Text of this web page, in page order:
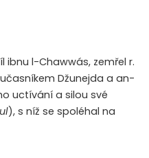
ibnu l-Chawwás, zemřel r.
Džunejda a an-
uctívání a silou své
), s níž se spoléhal na